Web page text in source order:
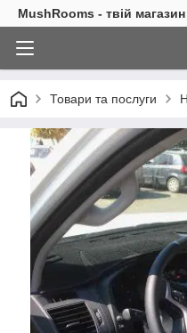
MushRooms - твій магазин
Товари та послуги